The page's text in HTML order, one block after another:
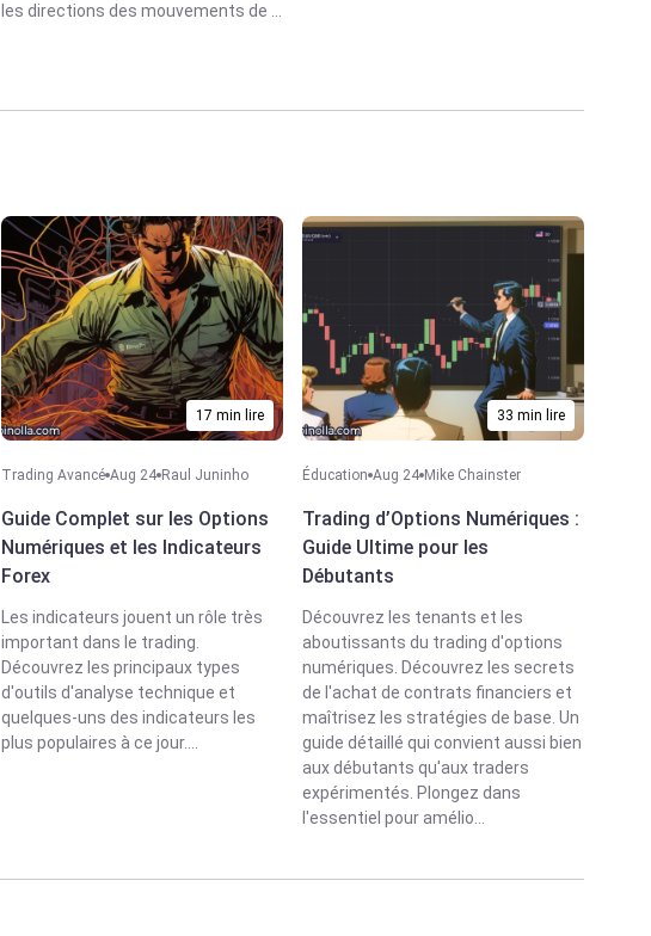
les directions des mouvements de ...
17 min lire
Trading Avancé Aug 24 Raul Juninho
Guide Complet sur les Options
Numériques et les Indicateurs
Forex
Les indicateurs jouent un rôle très
important dans le trading.
Découvrez les principaux types
d'outils d'analyse technique et
quelques-uns des indicateurs les
plus populaires à ce jour....
33 min lire
Éducation Aug 24 Mike Chainster
Trading d’Options Numériques :
Guide Ultime pour les
Débutants
Découvrez les tenants et les
aboutissants du trading d'options
numériques. Découvrez les secrets
de l'achat de contrats financiers et
maîtrisez les stratégies de base. Un
guide détaillé qui convient aussi bien
aux débutants qu'aux traders
expérimentés. Plongez dans
l'essentiel pour amélio...